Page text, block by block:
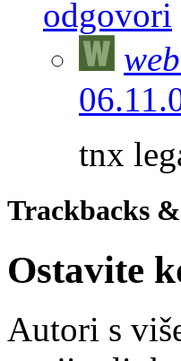
odgovori
tnx
Trackbacks
Ostavite
Autori s